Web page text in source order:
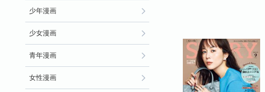
少年漫画
少女漫画
青年漫画
女性漫画